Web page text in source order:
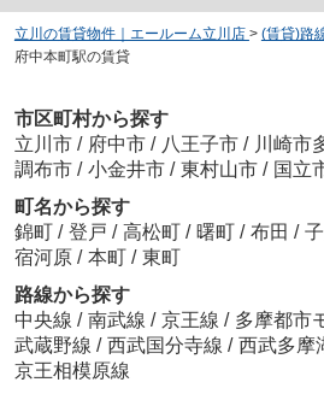
立川の賃貸物件｜エールーム立川店 > (賃貸)路
府中本町駅の賃貸
市区町村から探す
立川市 / 府中市 / 八王子市 / 川崎市
調布市 / 小金井市 / 東村山市 / 国立
町名から探す
錦町 / 登戸 / 高松町 / 曙町 / 布田 /
宿河原 / 本町 / 東町
路線から探す
中央線 / 南武線 / 京王線 / 多摩都市
武蔵野線 / 西武国分寺線 / 西武多摩
京王相模原線